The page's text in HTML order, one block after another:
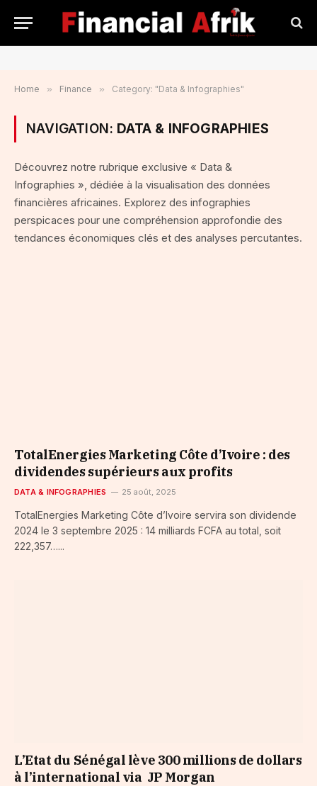
Home » Finance » Category: "Data & Infographies"
NAVIGATION: DATA & INFOGRAPHIES
Découvrez notre rubrique exclusive « Data &
Infographies », dédiée à la visualisation des données
financières africaines. Explorez des infographies
perspicaces pour une compréhension approfondie des
tendances économiques clés et des analyses percutantes.
TotalEnergies Marketing Côte d’Ivoire : des
dividendes supérieurs aux profits
DATA & INFOGRAPHIES 25 août, 2025
TotalEnergies Marketing Côte d’Ivoire servira son dividende
2024 le 3 septembre 2025 : 14 milliards FCFA au total, soit
222,357…...
L’Etat du Sénégal lève 300 millions de dollars
à l’international via JP Morgan